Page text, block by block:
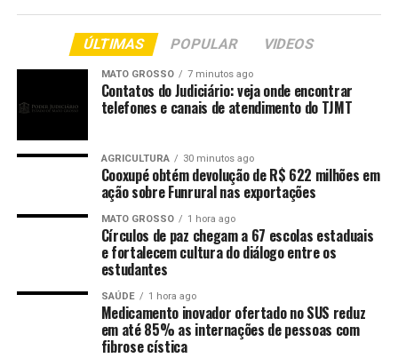
trajetória tão brilhante que Mato Grosso escreveu ao
longo dos últimos sete anos”, afirmou o governador.
O vice-governador Otaviano Pivetta também destacou o
apoio dos deputados estaduais para alcançar os
resultados que levaram Mato Grosso a ser um dos
“O Legislativo é o poder que representa o povo e
carrega o sentimento da sociedade. Com a ajuda dos
deputados, chegamos ao último ano de gestão
entregando um Estado organizado, saneado e com caixa
disponível para honrar todos os compromissos. Vamos
continuar, cada vez mais, criando oportunidades para
que todos os mato-grossenses possam participar desse
dinamismo econômico”, ressaltou.
ÚLTIMAS POPULAR VIDEOS
MATO GROSSO 7 minutos ago
Contatos do Judiciário: veja onde encontrar
telefones e canais de atendimento do TJMT
AGRICULTURA 30 minutos ago
Cooxupé obtém devolução de R$ 622 milhões em
ação sobre Funrural nas exportações
MATO GROSSO 1 hora ago
Círculos de paz chegam a 67 escolas estaduais
e fortalecem cultura do diálogo entre os
estudantes
SAÚDE 1 hora ago
Medicamento inovador ofertado no SUS reduz
em até 85% as internações de pessoas com
fibrose cística